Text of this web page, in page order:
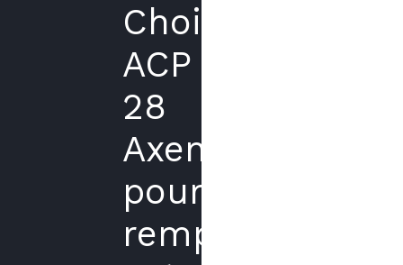
Choisir
ACP
28
Axenergie
pour
remplacer